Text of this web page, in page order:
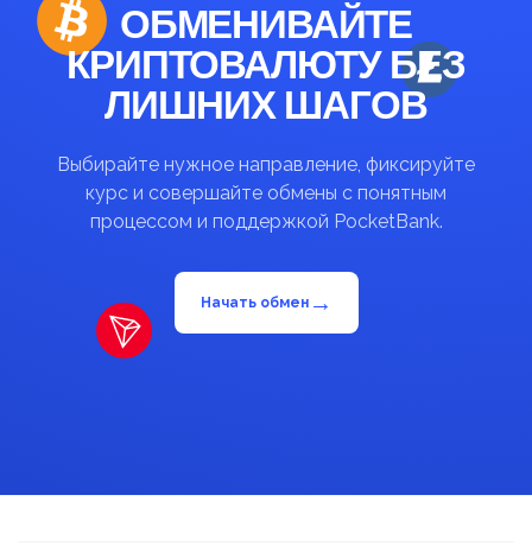
ОБМЕНИВАЙТЕ
КРИПТОВАЛЮТУ БЕЗ
ЛИШНИХ ШАГОВ
Выбирайте нужное направление, фиксируйте
курс и совершайте обмены с понятным
процессом и поддержкой PocketBank.
Начать обмен→